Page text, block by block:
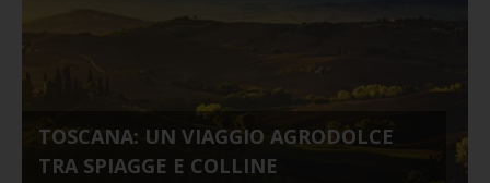
TOSCANA: UN VIAGGIO AGRODOLCE
TRA SPIAGGE E COLLINE